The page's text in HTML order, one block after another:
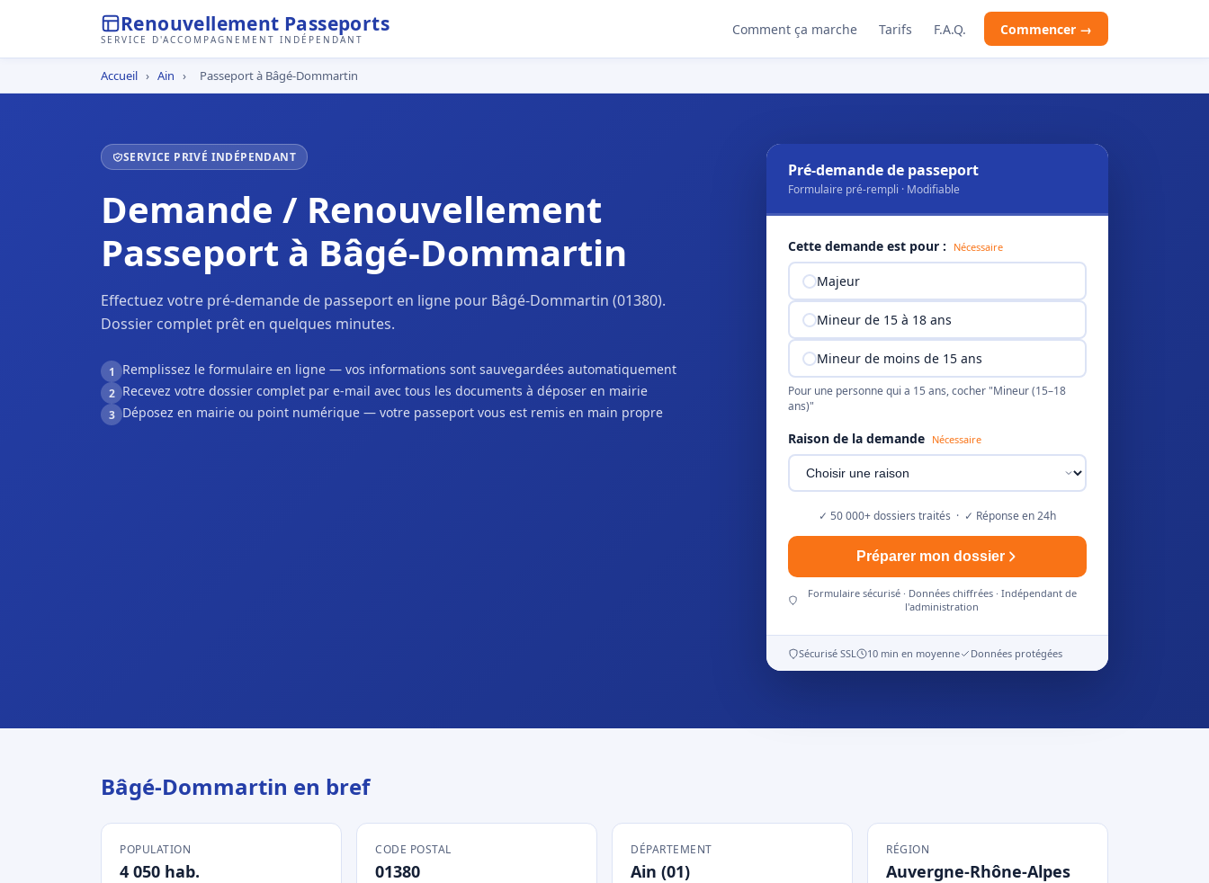
Renouvellement Passeports
SERVICE D'ACCOMPAGNEMENT INDÉPENDANT
Comment ça marche Tarifs F.A.Q. Commencer →
Accueil › Ain › Passeport à Bâgé-Dommartin
SERVICE PRIVÉ INDÉPENDANT
Demande / Renouvellement
Passeport à Bâgé-Dommartin
Effectuez votre pré-demande de passeport en ligne pour Bâgé-Dommartin (01380).
Dossier complet prêt en quelques minutes.
1 Remplissez le formulaire en ligne — vos informations sont sauvegardées automatiquement
2 Recevez votre dossier complet par e-mail avec tous les documents à déposer en mairie
3 Déposez en mairie ou point numérique — votre passeport vous est remis en main propre
Pré-demande de passeport
Formulaire pré-rempli · Modifiable
Cette demande est pour : Nécessaire
Majeur
Mineur de 15 à 18 ans
Mineur de moins de 15 ans
Pour une personne qui a 15 ans, cocher "Mineur (15–18
ans)"
Raison de la demande Nécessaire
✓ 50 000+ dossiers traités · ✓ Réponse en 24h
Préparer mon dossier
Formulaire sécurisé · Données chiffrées · Indépendant de
l'administration
Sécurisé SSL 10 min en moyenne Données protégées
Bâgé-Dommartin en bref
POPULATION
4 050 hab.
CODE POSTAL
01380
DÉPARTEMENT
Ain (01)
RÉGION
Auvergne-Rhône-Alpes